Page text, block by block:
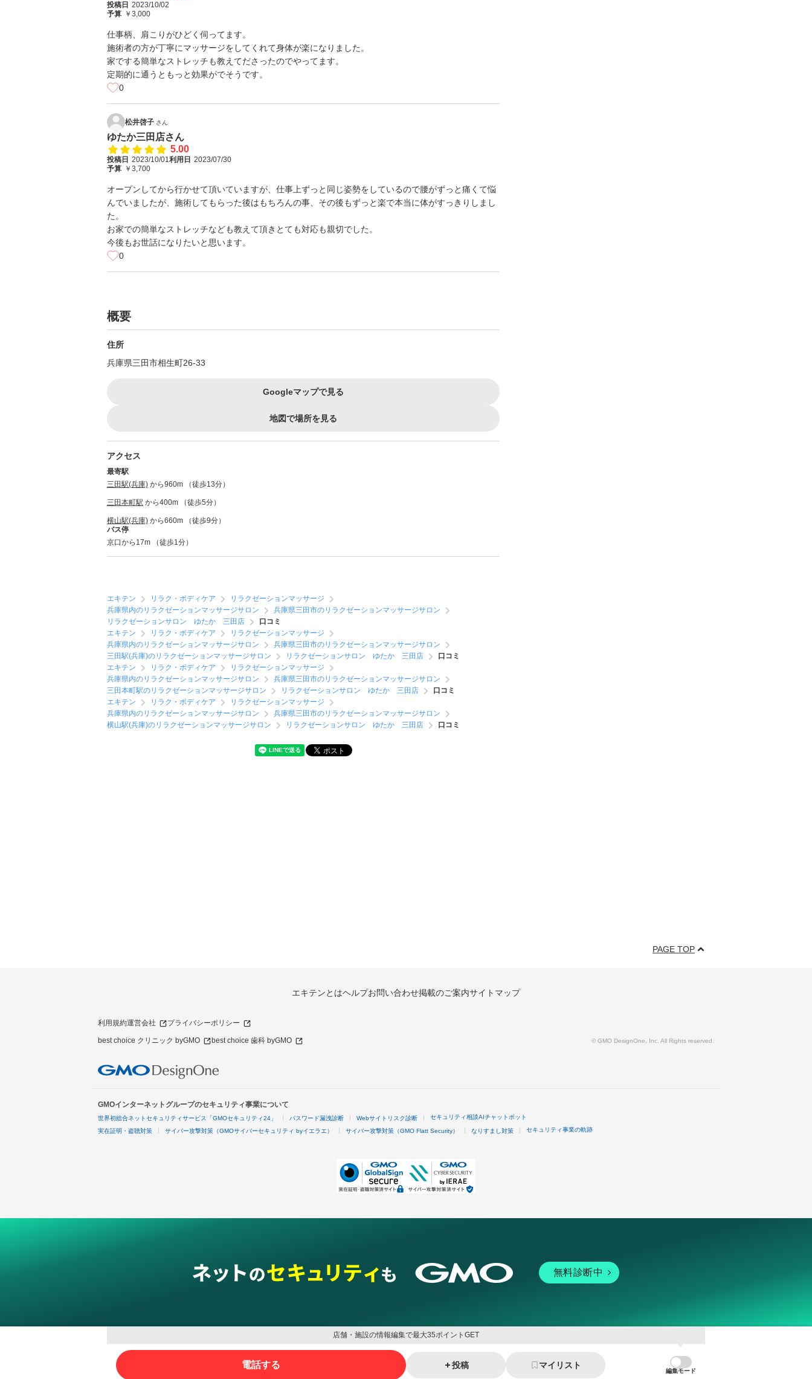
投稿日 2023/10/02
予算 ￥3,000
仕事柄、肩こりがひどく伺ってます。
施術者の方が丁寧にマッサージをしてくれて身体が楽になりました。
家でする簡単なストレッチも教えてださったのでやってます。
定期的に通うともっと効果がでそうです。
0
松井啓子 さん
ゆたか三田店さん
5.00
投稿日 2023/10/01利用日 2023/07/30
予算 ￥3,700
オープンしてから行かせて頂いていますが、仕事上ずっと同じ姿勢をしているので腰がずっと痛くて悩
んでいましたが、施術してもらった後はもちろんの事、その後もずっと楽で本当に体がすっきりしまし
た。
お家での簡単なストレッチなども教えて頂きとても対応も親切でした。
今後もお世話になりたいと思います。
0
概要
住所
兵庫県三田市相生町26-33
Googleマップで見る
地図で場所を見る
アクセス
最寄駅
三田駅(兵庫) から960m （徒歩13分）
三田本町駅 から400m （徒歩5分）
横山駅(兵庫) から660m （徒歩9分）
バス停
京口から17m （徒歩1分）
エキテン リラク・ボディケア
リラクゼーションマッサージ
兵庫県内のリラクゼーションマッサージサロン
兵庫県三田市のリラクゼーションマッサージサロン
リラクゼーションサロン ゆたか 三田店
口コミ
エキテン
リラク・ボディケア
リラクゼーションマッサージ
兵庫県内のリラクゼーションマッサージサロン
兵庫県三田市のリラクゼーションマッサージサロン
三田駅(兵庫)のリラクゼーションマッサージサロン
リラクゼーションサロン ゆたか 三田店
口コミ
エキテン
リラク・ボディケア
リラクゼーションマッサージ
兵庫県内のリラクゼーションマッサージサロン
兵庫県三田市のリラクゼーションマッサージサロン
三田本町駅のリラクゼーションマッサージサロン
リラクゼーションサロン ゆたか 三田店
口コミ
エキテン
リラク・ボディケア
リラクゼーションマッサージ
兵庫県内のリラクゼーションマッサージサロン
兵庫県三田市のリラクゼーションマッサージサロン
横山駅(兵庫)のリラクゼーションマッサージサロン
リラクゼーションサロン ゆたか 三田店 口コミ
PAGE TOP
エキテンとはヘルプお問い合わせ掲載のご案内サイトマップ
利用規約運営会社 プライバシーポリシー
best choice クリニック byGMO best choice 歯科 byGMO © GMO DesignOne, Inc. All Rights reserved.
GMOインターネットグループのセキュリティ事業について
世界初総合ネットセキュリティサービス「GMOセキュリティ24」 パスワード漏洩診断 Webサイトリスク診断 セキュリティ相談AIチャットボット
実在証明・盗聴対策 サイバー攻撃対策（GMOサイバーセキュリティ byイエラエ） サイバー攻撃対策（GMO Flatt Security） なりすまし対策 セキュリティ事業の軌跡
無料診断中
グループサービス
インターネットサービス マーケティング支援
店舗・施設の情報編集で最大35ポイントGET
電話する 投稿 マイリスト
編集モード